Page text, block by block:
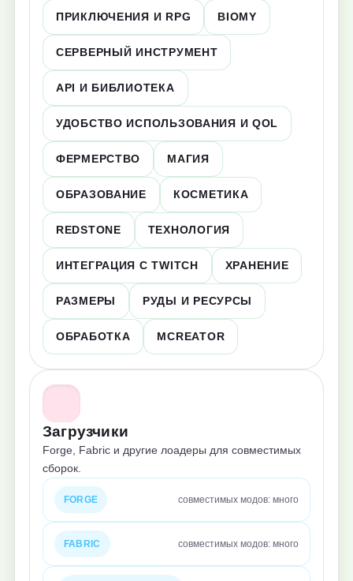
ПРИКЛЮЧЕНИЯ И RPG BIOMY
СЕРВЕРНЫЙ ИНСТРУМЕНТ
API И БИБЛИОТЕКА
УДОБСТВО ИСПОЛЬЗОВАНИЯ И QOL
ФЕРМЕРСТВО МАГИЯ
ОБРАЗОВАНИЕ КОСМЕТИКА
REDSTONE ТЕХНОЛОГИЯ
ИНТЕГРАЦИЯ С TWITCH ХРАНЕНИЕ
РАЗМЕРЫ РУДЫ И РЕСУРСЫ
ОБРАБОТКА MCREATOR
Загрузчики
Forge, Fabric и другие лоадеры для совместимых
сборок.
FORGE совместимых модов: много
FABRIC совместимых модов: много